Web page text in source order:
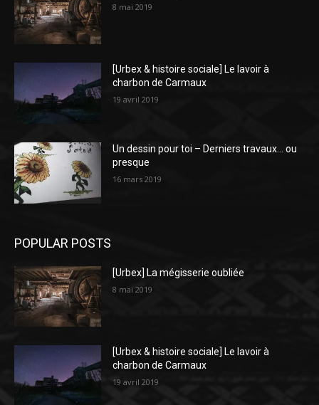
8 mai 2019
[Urbex & histoire sociale] Le lavoir à
charbon de Carmaux
19 avril 2019
Un dessin pour toi – Derniers travaux… ou
presque
16 mars 2019
POPULAR POSTS
[Urbex] La mégisserie oubliée
8 mai 2019
[Urbex & histoire sociale] Le lavoir à
charbon de Carmaux
19 avril 2019